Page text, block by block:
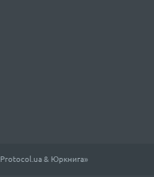
& Юркнига»